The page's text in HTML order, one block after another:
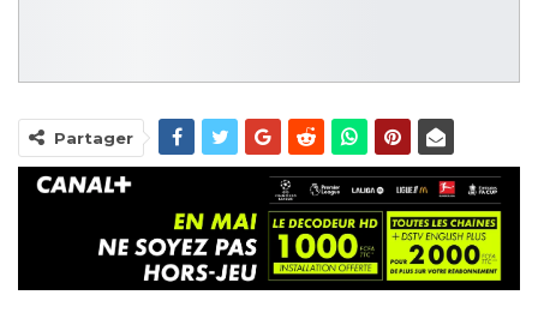
Partager